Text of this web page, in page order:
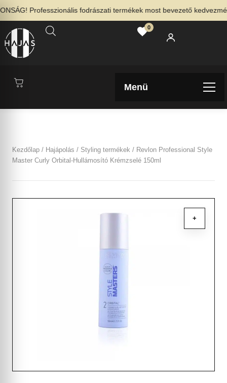
Professzionális fodrászati termékek most bevezető
0
Menü
Kezdőlap / Hajápolás / Styling termékek / Revlon Professional Style
Master Curly Orbital-Hullámosító Krémzselé 150ml
+